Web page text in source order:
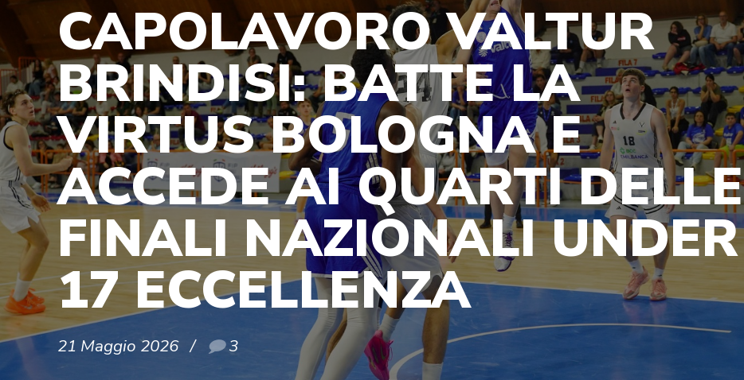
CAPOLAVORO VALTUR
BRINDISI: BATTE LA
VIRTUS BOLOGNA E
ACCEDE AI QUARTI DELLE
FINALI NAZIONALI UNDER
17 ECCELLENZA
21 Maggio 2026 3